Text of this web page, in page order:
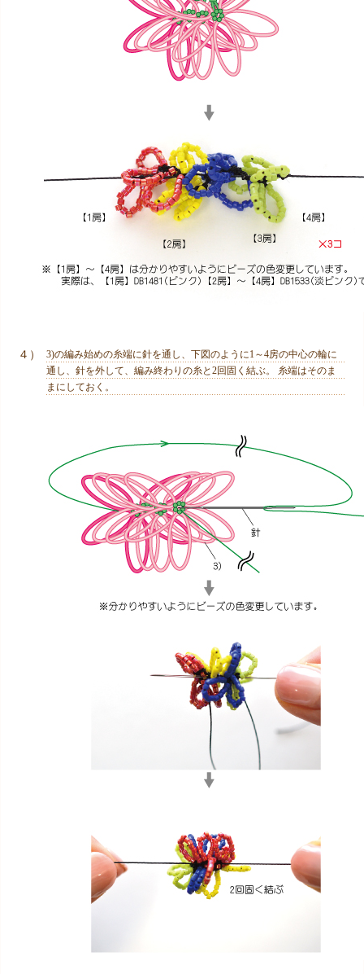
４）
3)の編み始めの糸端に針を通し、下図のように1～4房の中心の輪に
通し、針を外して、編み終わりの糸と2回固く結ぶ。 糸端はそのま
まにしておく。